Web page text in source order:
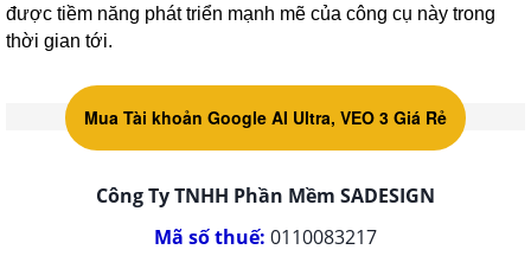
được tiềm năng phát triển mạnh mẽ của công cụ này trong
thời gian tới.
Mua Tài khoản Google AI Ultra, VEO 3 Giá Rẻ
Công Ty TNHH Phần Mềm SADESIGN
Mã số thuế: 0110083217